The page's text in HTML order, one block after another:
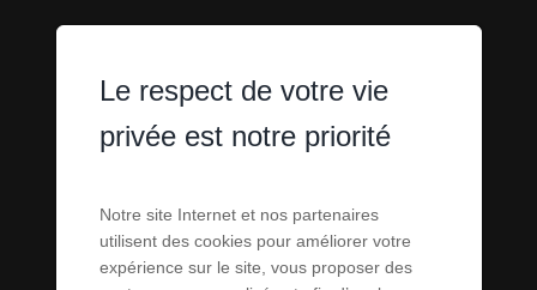
CHALETS À
Le respect de votre vie
privée est notre priorité
Notre site Internet et nos partenaires
utilisent des cookies pour améliorer votre
expérience sur le site, vous proposer des